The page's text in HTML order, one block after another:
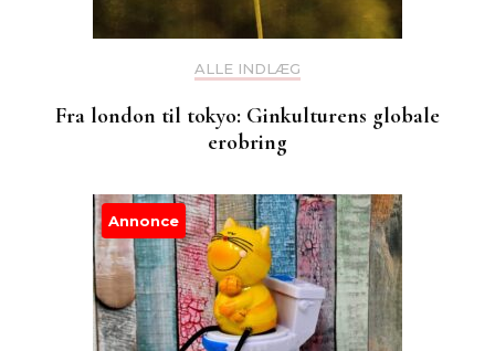
ALLE INDLÆG
Fra london til tokyo: Ginkulturens globale
erobring
Annonce